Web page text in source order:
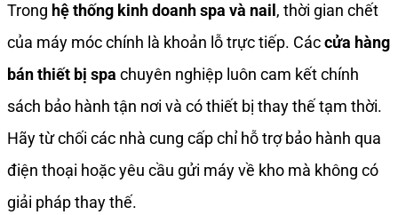
Trong hệ thống kinh doanh spa và nail , thời gian chết
của máy móc chính là khoản lỗ trực tiếp. Cáccửa hàng
bán thiết bị spa chuyên nghiệp luôn cam kết chính
sách bảo hành tận nơi và có thiết bị thay thế tạm thời.
Hãy từ chối các nhà cung cấp chỉ hỗ trợ bảo hành qua
điện thoại hoặc yêu cầu gửi máy về kho mà không có
giải pháp thay thế.